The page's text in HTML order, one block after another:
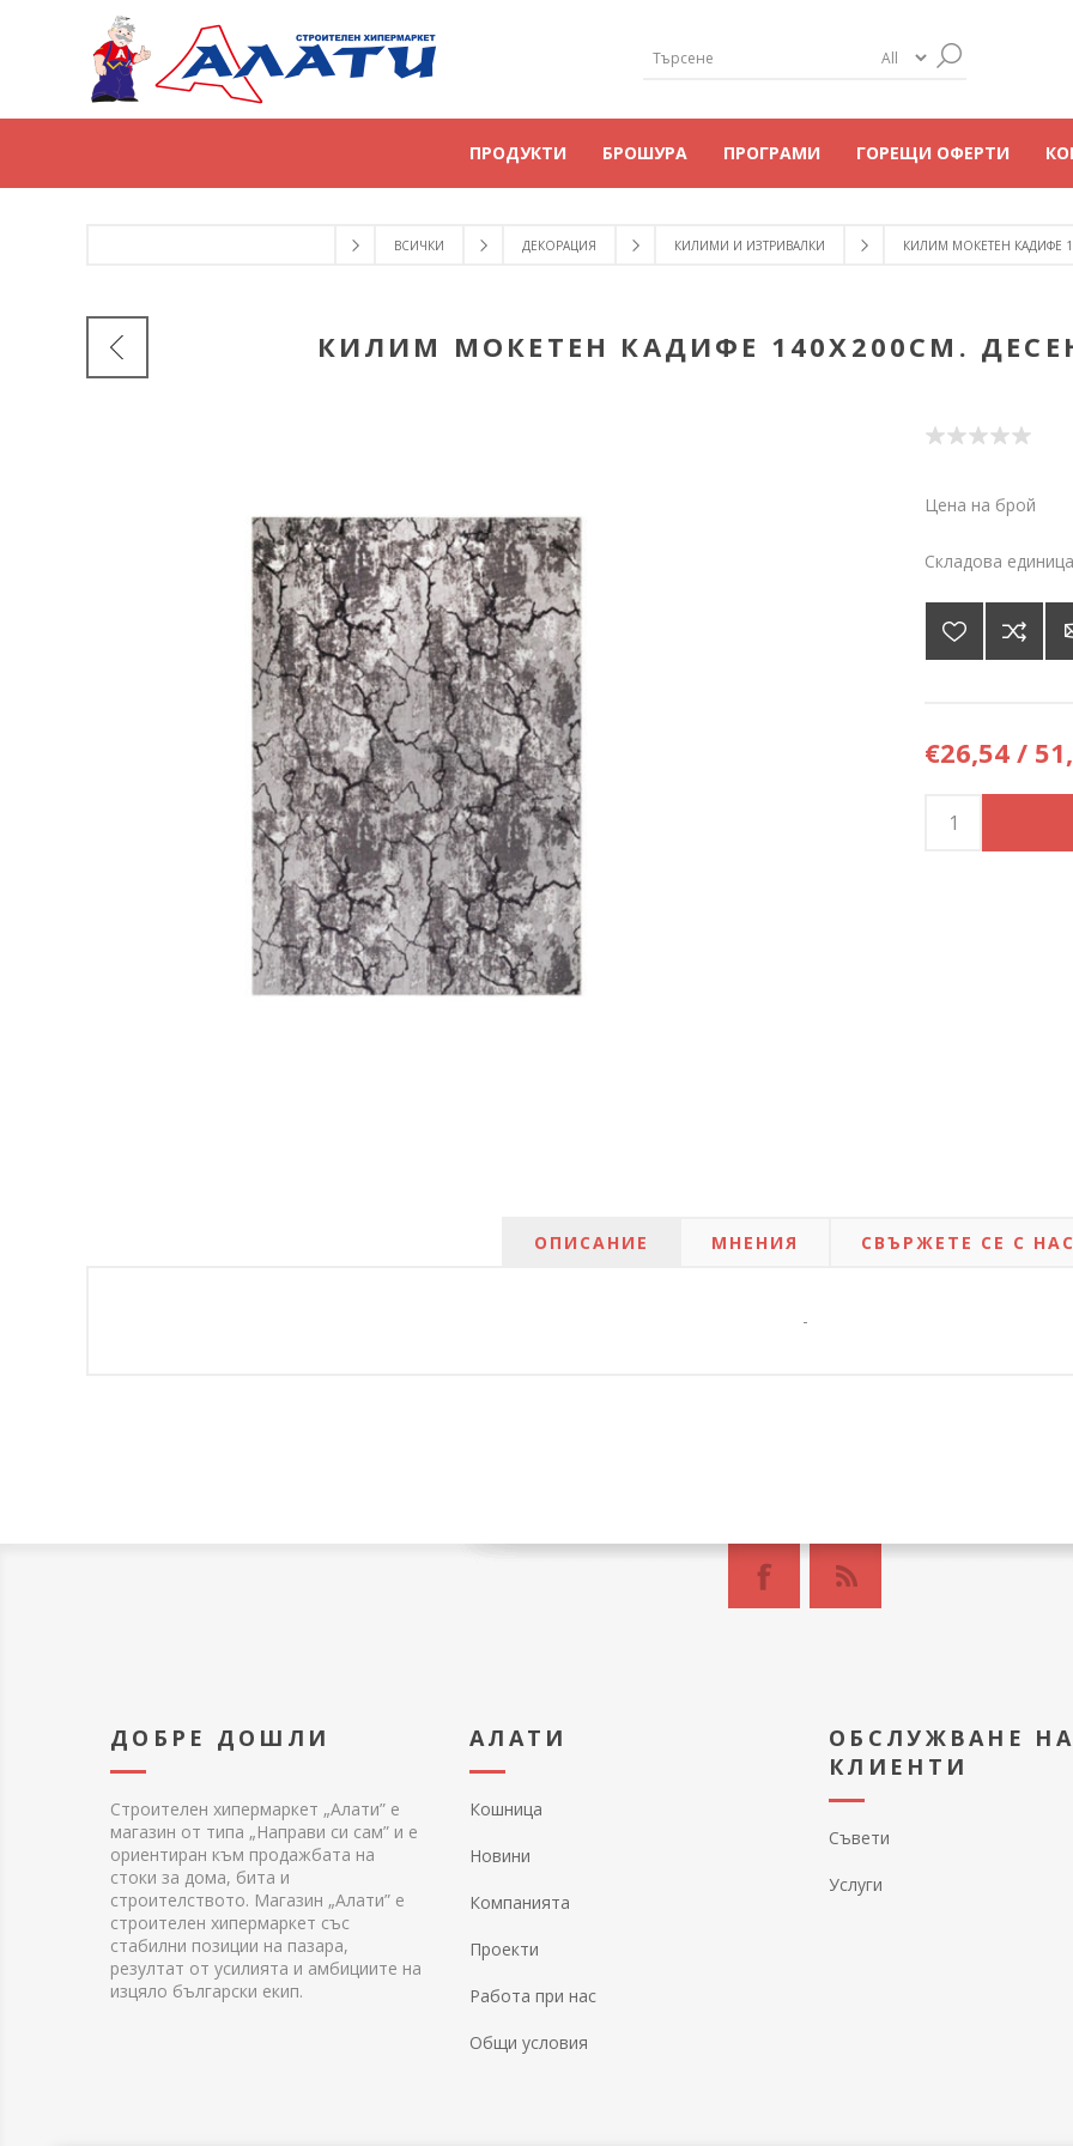
ПРОДУКТИ БРОШУРА ПРОГРАМИ ГОРЕЩИ ОФЕРТИ
ВСИЧКИ ДЕКОРАЦИЯ КИЛИМИ И ИЗТРИВАЛКИ КИЛИМ МОКЕТЕН КАДИФЕ
КИЛИМ МОКЕТЕН КАДИФЕ 140Х200СМ.
Цена на брой
Складова
€26,54 /
ОПИСАНИЕ МНЕНИЯ СВЪРЖЕТЕ СЕ С
-
ДОБРЕ ДОШЛИ
Строителен хипермаркет „Алати” е
магазин от типа „Направи си сам” и е
ориентиран към продажбата на
стоки за дома, бита и
строителството. Магазин „Алати” е
строителен хипермаркет със
стабилни позиции на пазара,
резултат от усилията и амбициите на
изцяло български екип.
АЛАТИ
Кошница
Новини
Компанията
Проекти
Работа при нас
Общи условия
ОБСЛУЖВАНЕ НА
КЛИЕНТИ
Съвети
Услуги